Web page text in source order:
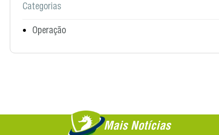
Categorias
Operação
Mais Notícias